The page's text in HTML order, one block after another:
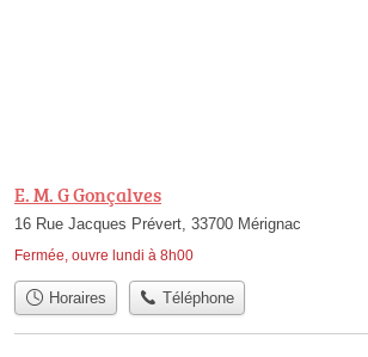
E. M. G Gonçalves
16 Rue Jacques Prévert, 33700 Mérignac
Fermée, ouvre lundi à 8h00
Horaires Téléphone